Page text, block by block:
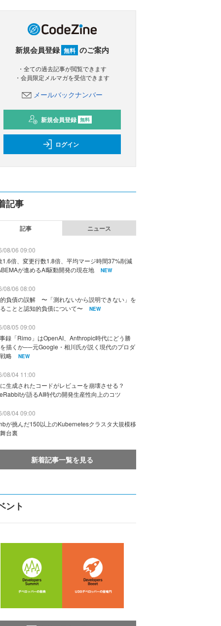
新規会員登録 無料 のご案内
・全ての過去記事が閲覧できます
・会員限定メルマガを受信できます
メールバックナンバー
新規会員登録 無料
ログイン
記事
記事 ニュース
08/06 09:00
1.6倍、変更行数1.8倍、平均マージ時間37%削減
が進めるAI駆動開発の現在地
NEW
08/06 08:00
負債の誤解 〜「測れないから説明できない」を
ことと認知的負債について〜
NEW
08/05 09:00
録「Rimo」はOpenAI、Anthropic時代にどう勝
描くか──元Google・相川氏が説く現代のプロダ
略
NEW
08/04 11:00
生成されたコードがレビューを崩壊させる？
が語るAI時代の開発生産性向上のコツ
08/04 09:00
が挑んだ150以上のKubernetesクラスタ大規模移
台裏
新着記事一覧を見る
ント